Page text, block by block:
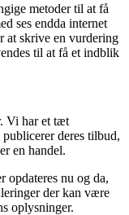
metoder til at få
ses endda internet
at skrive en vurdering
til at få et indblik
Vi har et tæt
deres tilbud,
en handel.
opdateres nu og da,
der kan være
oplysninger.